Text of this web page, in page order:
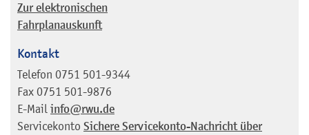
Zur elektronischen
Fahrplanauskunft
Kontakt
Telefon 0751 501-9344
Fax 0751 501-9876
E-Mail info@rwu.de
Servicekonto Sichere Servicekonto-Nachricht über